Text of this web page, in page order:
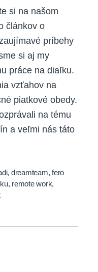
si na našom
článkov o
príbehy
si aj my
práce na diaľku.
vzťahov na
piatkové obedy.
na tému
a veľmi nás táto
, dreamteam,fero
, remote work,